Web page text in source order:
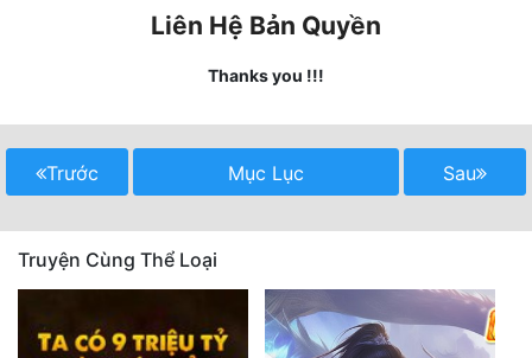
Phương Tây
Phản Phái
Quân Sự
Liên Hệ Bản Quyền
Thanks you !!!
Trước Mục Lục Sau
Truyện Cùng Thể Loại